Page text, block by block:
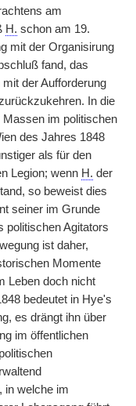
am
H. schon am 19.
mit der Organisirung
fand, das
der Aufforderung
In die
Massen im politischen
des Jahres 1848
als für den
Legion; wenn H. der
so beweist dies
seiner im Grunde
politischen Agitators
ist daher,
Momente
Leben doch nicht
bedeutet in Hye's
es drängt ihn über
im öffentlichen
in welche im